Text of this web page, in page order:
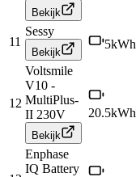
Bekijk
11
Sessy
Bekijk
5kWh
12
Voltsmile
V10 -
MultiPlus-
II 230V
Bekijk
20.5kWh
Enphase
IQ Battery